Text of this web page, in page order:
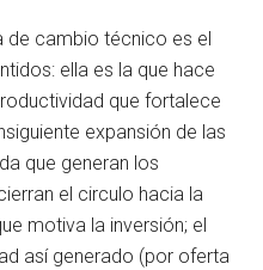
de cambio técnico es el
ella es la que hace
que fortalece
expansión de las
que generan los
el circulo hacia la
motiva la inversión; el
así generado (por oferta